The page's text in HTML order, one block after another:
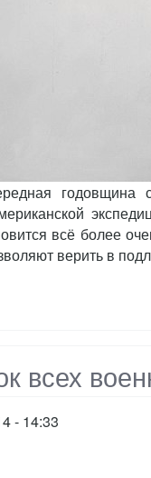
годовщина
всё более
верить в
всех
- 14:33